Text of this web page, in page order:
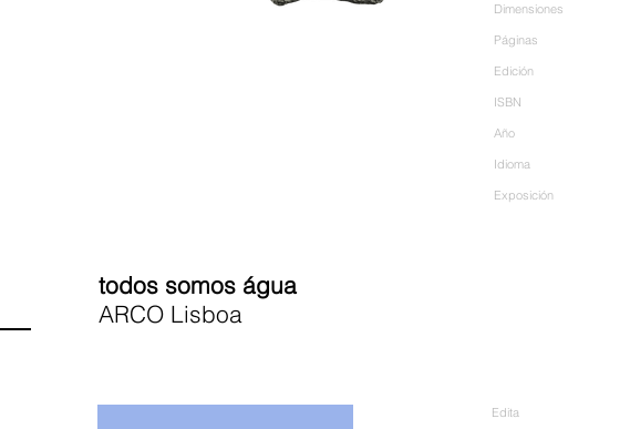
Dimensiones
Páginas
Edición
ISBN
Año
Idioma
Exposición
todos somos água
ARCO Lisboa
Edita